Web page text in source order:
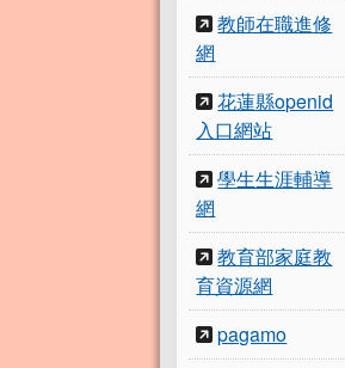
教師在職進修
網
花蓮縣openid
入口網站
學生生涯輔導
網
教育部家庭教
育資源網
pagamo